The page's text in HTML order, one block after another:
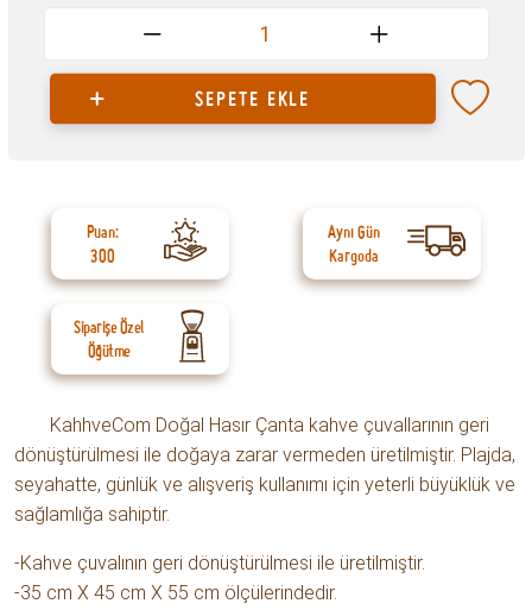
1
SEPETE EKLE
Puan:
300
Aynı Gün
Kargoda
Siparişe Özel
Öğütme
KahhveCom Doğal Hasır Çanta kahve çuvallarının geri
dönüştürülmesi ile doğaya zarar vermeden üretilmiştir. Plajda,
seyahatte, günlük ve alışveriş kullanımı için yeterli büyüklük ve
sağlamlığa sahiptir.
-Kahve çuvalının geri dönüştürülmesi ile üretilmiştir.
-35 cm X 45 cm X 55 cm ölçülerindedir.